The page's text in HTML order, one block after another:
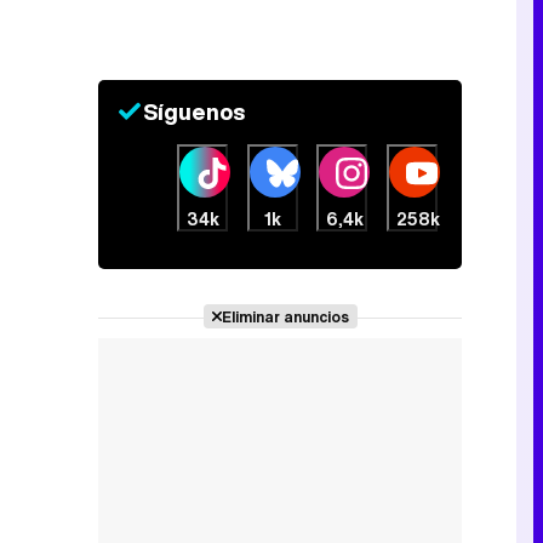
Síguenos
34k 1k 6,4k 258k
Eliminar anuncios